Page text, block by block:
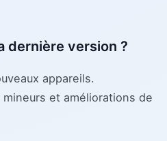
dernière version ?
appareils.
et améliorations de